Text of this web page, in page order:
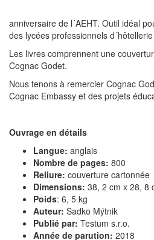
anniversaire de l´AEHT. Outil idéal
des lycées professionnels
Les livres comprennent une
Cognac Godet.
Nous tenons à remercier Cognac
Cognac Embassy et des projets
Ouvrage en détails
Langue: anglais
Nombre de pages: 800
Reliure: couverture cartonnée
Dimensions: 38, 2 cm x 28, 8
Poids: 6, 5 kg
Auteur: Sadko Mýtnik
Publié par: Testum s.r.o.
Année de parution: 2018